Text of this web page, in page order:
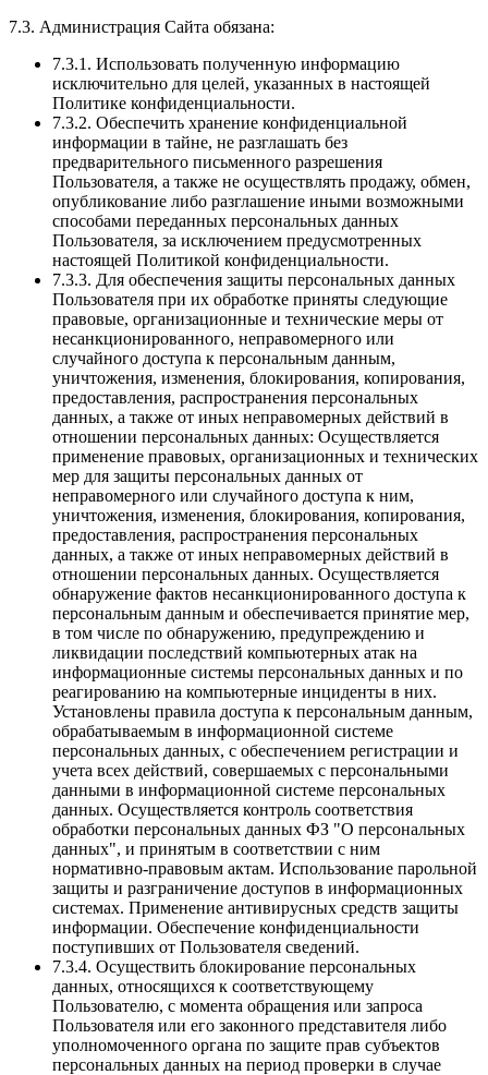
7.3. Администрация Сайта обязана:
7.3.1. Использовать полученную информацию
исключительно для целей, указанных в настоящей
Политике конфиденциальности.
7.3.2. Обеспечить хранение конфиденциальной
информации в тайне, не разглашать без
предварительного письменного разрешения
Пользователя, а также не осуществлять продажу, обмен,
опубликование либо разглашение иными возможными
способами переданных персональных данных
Пользователя, за исключением предусмотренных
настоящей Политикой конфиденциальности.
7.3.3. Для обеспечения защиты персональных данных
Пользователя при их обработке приняты следующие
правовые, организационные и технические меры от
несанкционированного, неправомерного или
случайного доступа к персональным данным,
уничтожения, изменения, блокирования, копирования,
предоставления, распространения персональных
данных, а также от иных неправомерных действий в
отношении персональных данных: Осуществляется
применение правовых, организационных и технических
мер для защиты персональных данных от
неправомерного или случайного доступа к ним,
уничтожения, изменения, блокирования, копирования,
предоставления, распространения персональных
данных, а также от иных неправомерных действий в
отношении персональных данных. Осуществляется
обнаружение фактов несанкционированного доступа к
персональным данным и обеспечивается принятие мер,
в том числе по обнаружению, предупреждению и
ликвидации последствий компьютерных атак на
информационные системы персональных данных и по
реагированию на компьютерные инциденты в них.
Установлены правила доступа к персональным данным,
обрабатываемым в информационной системе
персональных данных, с обеспечением регистрации и
учета всех действий, совершаемых с персональными
данными в информационной системе персональных
данных. Осуществляется контроль соответствия
обработки персональных данных ФЗ "О персональных
данных", и принятым в соответствии с ним
нормативно-правовым актам. Использование парольной
защиты и разграничение доступов в информационных
системах. Применение антивирусных средств защиты
информации. Обеспечение конфиденциальности
поступивших от Пользователя сведений.
7.3.4. Осуществить блокирование персональных
данных, относящихся к соответствующему
Пользователю, с момента обращения или запроса
Пользователя или его законного представителя либо
уполномоченного органа по защите прав субъектов
персональных данных на период проверки в случае